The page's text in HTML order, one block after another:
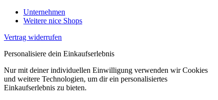
Unternehmen
Weitere nice Shops
Vertrag widerrufen
Personalisiere dein Einkaufserlebnis
Nur mit deiner individuellen Einwilligung verwenden wir Cookies
und weitere Technologien, um dir ein personalisiertes
Einkaufserlebnis zu bieten.